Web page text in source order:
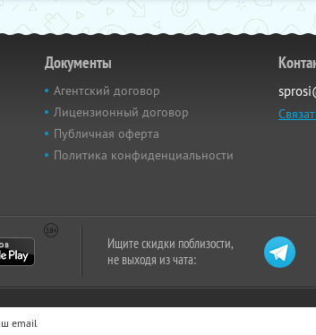
Документы
Агентский договор
Лицензионный договор
Публичная оферта
Политика конфиденциальности
Ищите скидки поблизости,
не выходя из чата: